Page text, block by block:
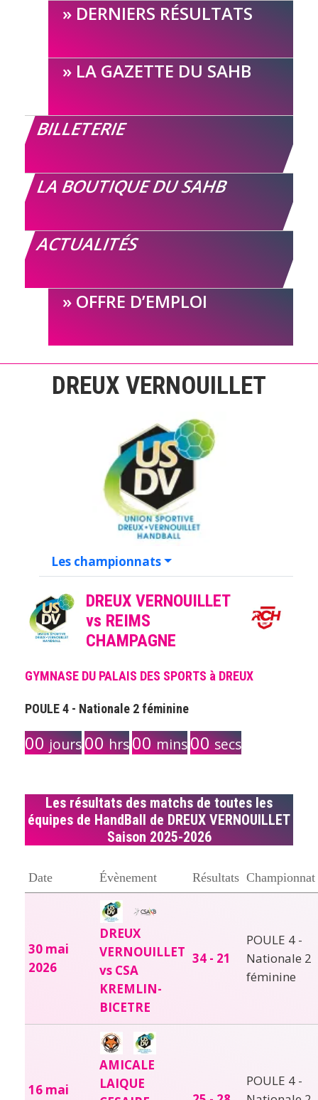
DERNIERS RÉSULTATS
LA GAZETTE DU SAHB
BILLETERIE
LA BOUTIQUE DU SAHB
ACTUALITÉS
OFFRE D’EMPLOI
DREUX VERNOUILLET
Les championnats
DREUX VERNOUILLET
vs REIMS
CHAMPAGNE
GYMNASE DU PALAIS DES SPORTS à DREUX
POULE 4 - Nationale 2 féminine
00jours00hrs00mins00secs
Les résultats des matchs de toutes les
équipes de HandBall de DREUX VERNOUILLET
Saison 2025-2026
Date Évènement Résultats Championnat
30 mai
2026
DREUX
VERNOUILLET
vs CSA
KREMLIN-
BICETRE
34 - 21
POULE 4 -
Nationale 2
féminine
16 mai
AMICALE
LAIQUE
POULE 4 -